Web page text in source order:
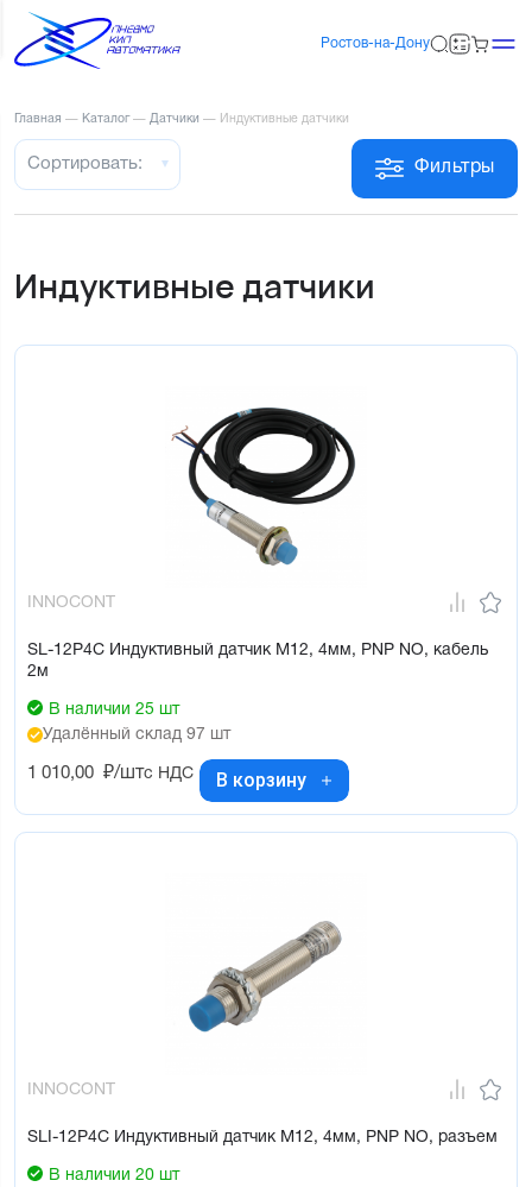
Ростов-на-Дону
Главная — Каталог — Датчики — Индуктивные датчики
Фильтры
Сортировать:
Индуктивные датчики
INNOCONT
SL-12P4C Индуктивный датчик М12, 4мм, PNP NO, кабель
2м
В наличии 25 шт
Удалённый склад 97 шт
1 010,00 ₽/штс НДС В корзину
INNOCONT
SLI-12P4C Индуктивный датчик М12, 4мм, PNP NO, разъем
В наличии 20 шт